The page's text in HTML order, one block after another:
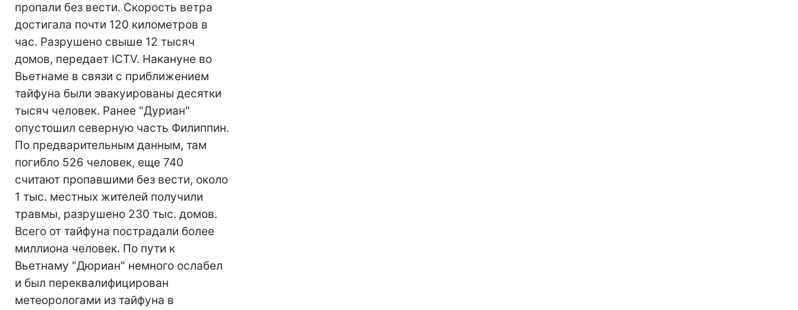
пропали без вести. Скорость ветра
достигала почти 120 километров в
час. Разрушено свыше 12 тысяч
домов, передает ICTV. Накануне во
Вьетнаме в связи с приближением
тайфуна были эвакуированы десятки
тысяч человек. Ранее "Дуриан"
опустошил северную часть Филиппин.
По предварительным данным, там
погибло 526 человек, еще 740
считают пропавшими без вести, около
1 тыс. местных жителей получили
травмы, разрушено 230 тыс. домов.
Всего от тайфуна пострадали более
миллиона человек. По пути к
Вьетнаму "Дюриан" немного ослабел
и был переквалифицирован
метеорологами из тайфуна в